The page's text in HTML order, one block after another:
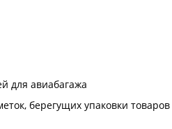
для авиабагажа
берегущих упаковки